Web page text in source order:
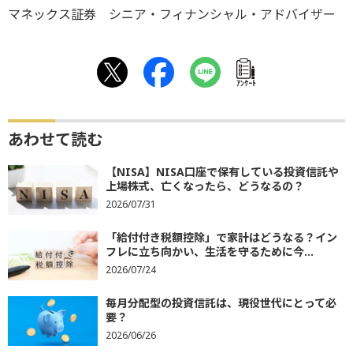
マネックス証券 シニア・フィナンシャル・アドバイザー
ｱﾝｹｰﾄ
あわせて読む
【NISA】NISA口座で保有している投資信託や
上場株式、亡くなったら、どうなるの？
2026/07/31
「給付付き税額控除」で家計はどうなる？イン
フレに立ち向かい、生活を守るために今...
2026/07/24
毎月分配型の投資信託は、現役世代にとって必
要？
2026/06/26